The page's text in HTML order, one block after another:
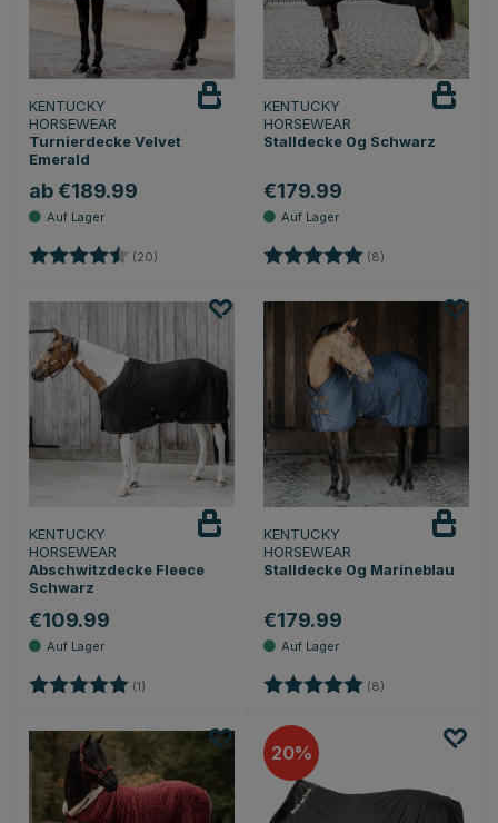
KENTUCKY
HORSEWEAR
Turnierdecke Velvet
Emerald
ab €189.99
Bewertung: (20) 4.6 von 5 Sternen
KENTUCKY
HORSEWEAR
Stalldecke 0g Schwarz
€179.99
Bewertung: (8)
KENTUCKY
HORSEWEAR
Abschwitzdecke Fleece
Schwarz
€109.99
Bewertung: (1)
KENTUCKY
HORSEWEAR
Stalldecke 0g Marineblau
€179.99
Bewertung: (8)
20